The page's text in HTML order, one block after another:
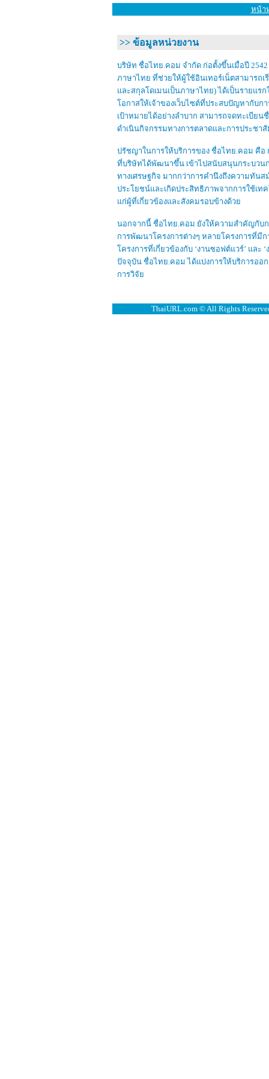
หน้า
>> ข้อมูลหน่วยงาน
บริษัท ชื่อไทย.คอม จำกัด ก่อตั้งขึ้นเมื่อปี
ภาษาไทย ที่ช่วยให้ผู้ใช้อินเทอร์เน็ตสามารถ
และสกุลโดเมนเป็นภาษาไทย) ได้เป็นรายแร
โอกาสให้เจ้าของเว็บไซต์ที่ประสบปัญหากับ
เป้าหมายได้อย่างลำบาก สามารถจดทะเบียน
ดำเนินกิจกรรมทางการตลาดและการประช
ปรัชญาในการให้บริการของ ชื่อไทย.คอม คือ
ที่บริษัทได้พัฒนาขึ้น เข้าไปสนับสนุนกระบวน
ทางเศรษฐกิจ มากกว่าการคำนึงถึงความทัน
ประโยชน์และเกิดประสิทธิภาพจากการใช้เท
แก่ผู้ที่เกี่ยวข้องและสังคมรอบข้างด้วย
นอกจากนี้ ชื่อไทย.คอม ยังให้ความสำคัญกับก
การพัฒนาโครงการต่างๆ หลายโครงการที่มีก
โครงการที่เกี่ยวข้องกับ ‘งานซอฟต์แวร์’ แล
ปัจจุบัน ชื่อไทย.คอม ได้แบ่งการให้บริการออ
การวิจัย
ThaiURL.com © All Rights